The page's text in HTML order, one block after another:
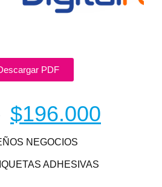
PDF
$196.000
NEGOCIOS
ADHESIVAS